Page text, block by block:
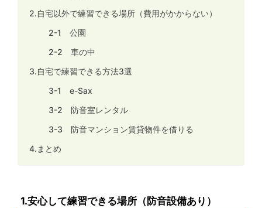
2.自宅以外で練習できる場所（費用がかからない）
2-1 公園
2-2 車の中
3.自宅で練習できる方法3選
3-1 e-Sax
3-2 防音室レンタル
3-3 防音マンション賃貸物件を借りる
4.まとめ
1.安心して練習できる場所（防音設備あり）